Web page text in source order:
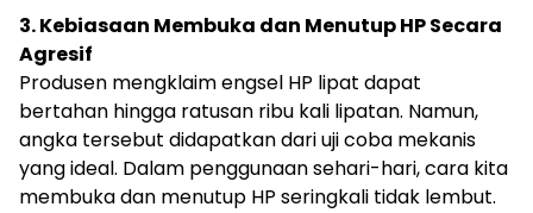
3. Kebiasaan Membuka dan Menutup HP Secara
Agresif
Produsen mengklaim engsel HP lipat dapat
bertahan hingga ratusan ribu kali lipatan. Namun,
angka tersebut didapatkan dari uji coba mekanis
yang ideal. Dalam penggunaan sehari-hari, cara kita
membuka dan menutup HP seringkali tidak lembut.